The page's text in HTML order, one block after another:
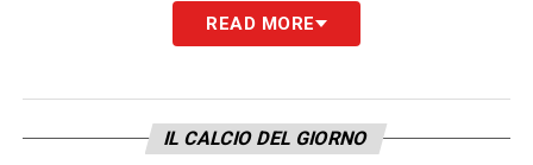
– il club hamancato ancora una
volta la finale della AFC Champions League
lontano dalla vetta. Le sue ambizioni
READ MORE
IL CALCIO DEL GIORNO